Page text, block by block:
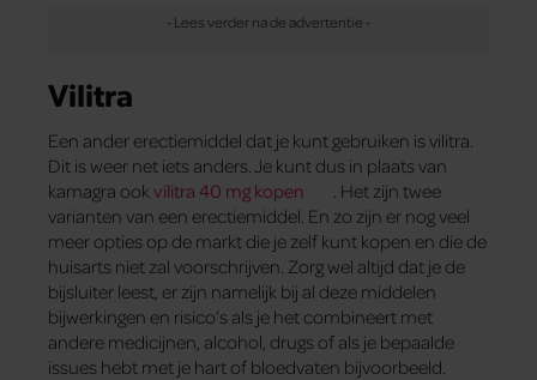
Vilitra
Een ander erectiemiddel dat je kunt gebruiken is vilitra.
Dit is weer net iets anders. Je kunt dus in plaats van
kamagra ook vilitra 40 mg kopen
. Het zijn twee
varianten van een erectiemiddel. En zo zijn er nog veel
meer opties op de markt die je zelf kunt kopen en die de
huisarts niet zal voorschrijven. Zorg wel altijd dat je de
bijsluiter leest, er zijn namelijk bij al deze middelen
bijwerkingen en risico’s als je het combineert met
andere medicijnen, alcohol, drugs of als je bepaalde
issues hebt met je hart of bloedvaten bijvoorbeeld.